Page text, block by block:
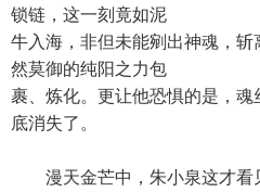
锁链，这一刻竟如泥
牛入海，非但未能剜出神魂，
然莫御的纯阳之力包
裹、炼化。更让他恐惧的是，
底消失了。
漫天金芒中，朱小泉这才看